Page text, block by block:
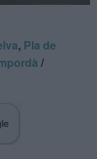
, Pla de
/